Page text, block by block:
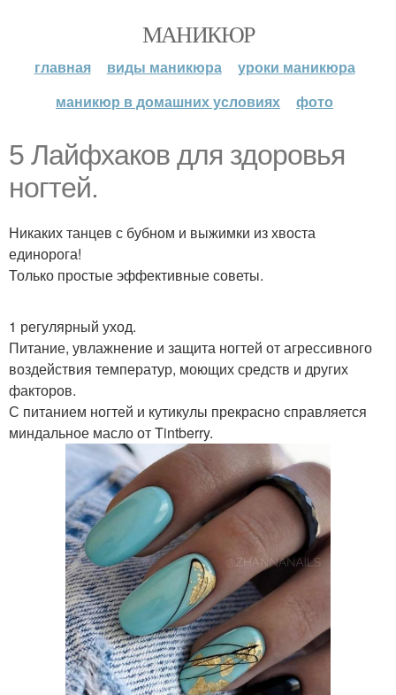
МАНИКЮР
главная виды маникюра
уроки маникюра
маникюр в домашних условиях
фото
5 Лайфхаков для здоровья
ногтей.
Никаких танцев с бубном и выжимки из хвоста
единорога!
Только простые эффективные советы.
1 регулярный уход.
Питание, увлажнение и защита ногтей от агрессивного
воздействия температур, моющих средств и других
факторов.
С питанием ногтей и кутикулы прекрасно справляется
миндальное масло от Tintberry.